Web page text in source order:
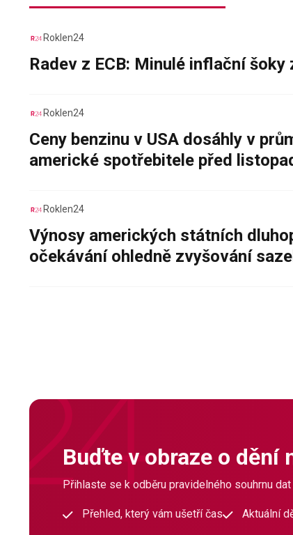
Roklen24
Radev z ECB: Minulé inflační
Roklen24
Ceny benzinu v USA dosáhly v
americké spotřebitele před
Roklen24
Výnosy amerických státních
očekávání ohledně zvyšování
Buďte v obraze o
Přihlaste se k odběru pravidelného souhrnu
Přehled, který vám ušetří čas Aktuální